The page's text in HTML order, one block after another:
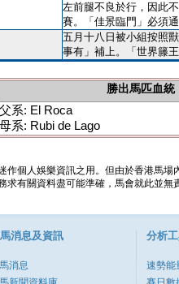
左前腿不良於行，因此
賽。「佳景臨門」必須
五月十八日被小組按照
事有」補上。「世界籐
勝出馬匹血統
父系: El Roca
母系: Rubi de Lago
作個人娛樂資訊之用。但由於香港馬
求有關資料盡可能準確，馬會就此並
消息及資訊
消息
分析
速勢能